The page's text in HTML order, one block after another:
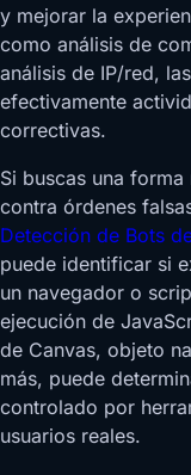
y mejorar la
como análisis de
análisis de IP/red,
efectivamente
correctivas.
Si buscas una
contra órdenes
Detección de Bots
puede identificar si
un navegador o
ejecución de
de Canvas, objeto
más, puede
controlado por
usuarios reales.